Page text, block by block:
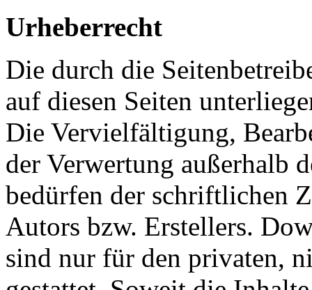
Urheberrecht
Die durch die
auf diesen Seiten
Die Vervielfältigung,
der Verwertung außerhalb
bedürfen der schriftlichen
Autors bzw. Erstellers.
sind nur für den privaten,